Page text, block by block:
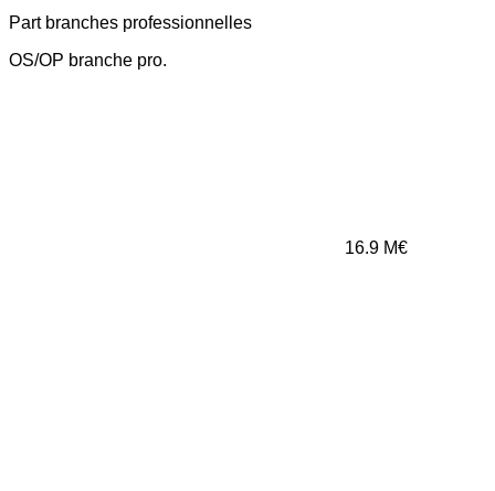
Part branches professionnelles
OS/OP branche pro.
16.9 M€